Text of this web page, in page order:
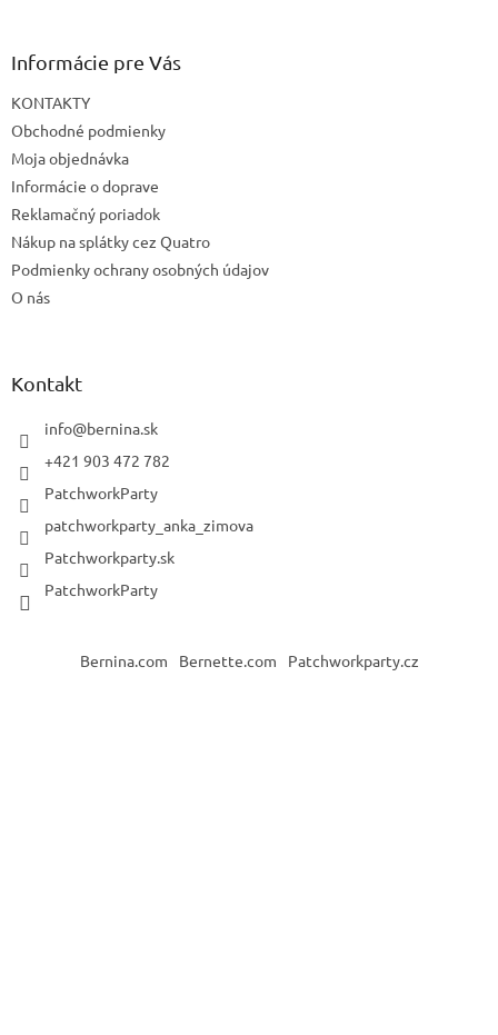
Informácie pre Vás
KONTAKTY
Obchodné podmienky
Moja objednávka
Informácie o doprave
Reklamačný poriadok
Nákup na splátky cez Quatro
Podmienky ochrany osobných údajov
O nás
Kontakt
info@bernina.sk
+421 903 472 782
PatchworkParty
patchworkparty_anka_zimova
Patchworkparty.sk
PatchworkParty
Bernina.com Bernette.com Patchworkparty.cz